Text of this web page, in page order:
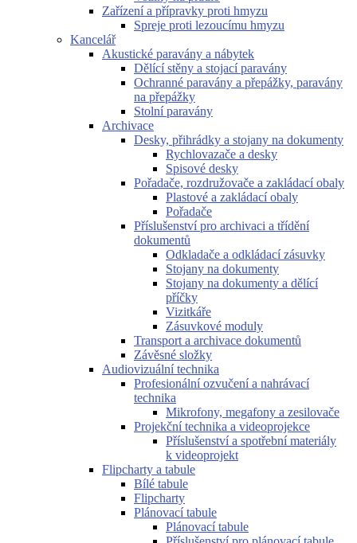
Zařízení a přípravky proti hmyzu
Spreje proti lezoucímu hmyzu
Kancelář
Akustické paravány a nábytek
Dělící stěny a stojací paravány
Ochranné paravány a přepážky, paravány
na přepážky
Stolní paravány
Archivace
Desky, přihrádky a stojany na dokumenty
Rychlovazače a desky
Spisové desky
Pořadače, rozdružovače a zakládací obaly
Plastové a zakládací obaly
Pořadače
Příslušenství pro archivaci a třídění
dokumentů
Odkladače a odkládací zásuvky
Stojany na dokumenty
Stojany na dokumenty a dělící
příčky
Vizitkáře
Zásuvkové moduly
Transport a archivace dokumentů
Závěsné složky
Audiovizuální technika
Profesionální ozvučení a nahrávací
technika
Mikrofony, megafony a zesilovače
Projekční technika a videoprojekce
Příslušenství a spotřební materiály
k videoprojekt
Flipcharty a tabule
Bílé tabule
Flipcharty
Plánovací tabule
Plánovací tabule